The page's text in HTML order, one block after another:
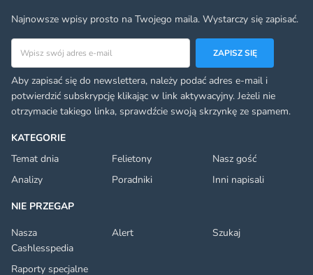
KATEGORIE
Temat dnia
Felietony
Nasz gość
Analizy
Poradniki
Inni napisali
NIE PRZEGAP
Nasza
Cashlesspedia
Alert Szukaj
Raporty specjalne
Najnowsze wpisy prosto na Twojego maila. Wystarczy się zapisać.
Adres email
ZAPISZ SIĘ
Aby zapisać się do newslettera, należy podać adres e-mail i
potwierdzić subskrypcję klikając w link aktywacyjny. Jeżeli nie
otrzymacie takiego linka, sprawdźcie swoją skrzynkę ze spamem.